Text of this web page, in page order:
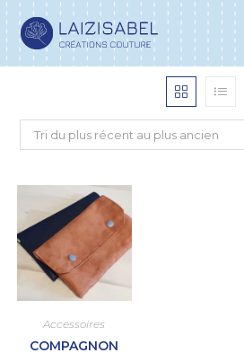
Tri du plus récent au plus ancien
Accessoires
COMPAGNON